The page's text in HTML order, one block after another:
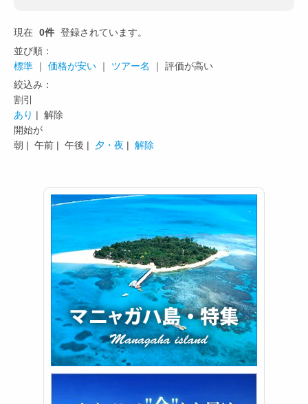
現在 0件 登録されています。
並び順：
標準 ｜ 価格が安い ｜ ツアー名
｜ 評価が高い
絞込み：
割引
あり | 解除
開始が
朝 | 午前 | 午後 | 夕・夜 | 解除